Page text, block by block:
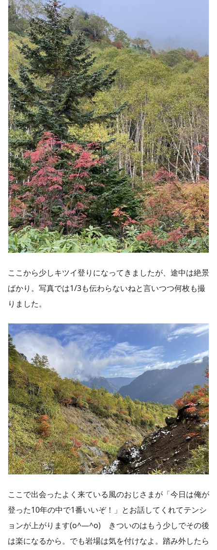
ここから少しキツイ登りになってきましたが、途中は絶景
ばかり。写真では1/3も伝わらないねと言いつつ何枚も撮
りました。
ここで出会ったよく来ている風のおじさまが「今日は俺が
登った10年の中で1番いいぞ！」とお話してくれてテンシ
ョンが上がります(o^―^o) きついのはもう少しでその後
は楽になるから。でも岩場は気を付けなよ。踏み外したら